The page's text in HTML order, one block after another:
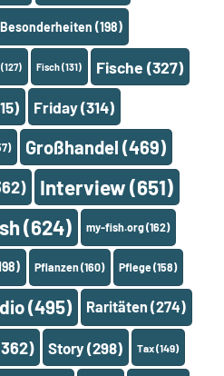
Besonderheiten (198)
(127) Fisch(131) Fische (327)
Friday(314)
Großhandel (469)
Interview(651)
(624) my-fish.org(162)
Pflanzen(160) Pflege(158)
(495) Raritäten (274)
Story (298) Tax(149)